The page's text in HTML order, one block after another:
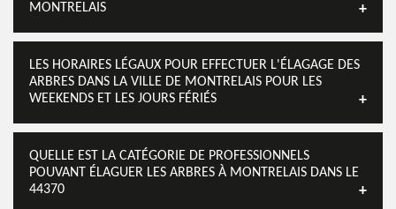
MONTRELAIS
LES HORAIRES LÉGAUX POUR EFFECTUER L'ÉLAGAGE DES
ARBRES DANS LA VILLE DE MONTRELAIS POUR LES
WEEKENDS ET LES JOURS FÉRIÉS
QUELLE EST LA CATÉGORIE DE PROFESSIONNELS
POUVANT ÉLAGUER LES ARBRES À MONTRELAIS DANS LE
44370